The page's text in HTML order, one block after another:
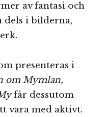
av fantasi och
dels i bilderna,
presenteras i
om Mymlan,
får dessutom
vara med aktivt.